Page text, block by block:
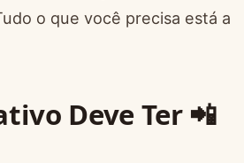
o que você precisa está a
Deve Ter 📲